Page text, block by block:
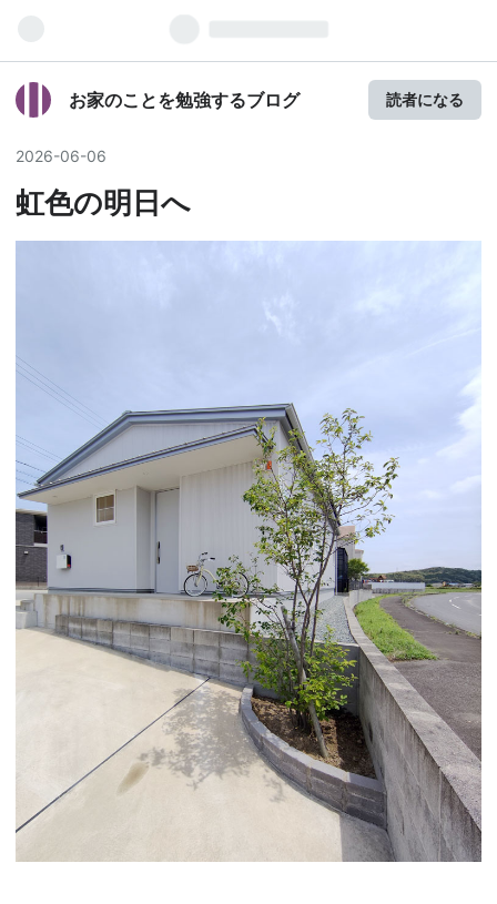
お家のことを勉強するブログ 読者になる
2026-06-06
虹色の明日へ